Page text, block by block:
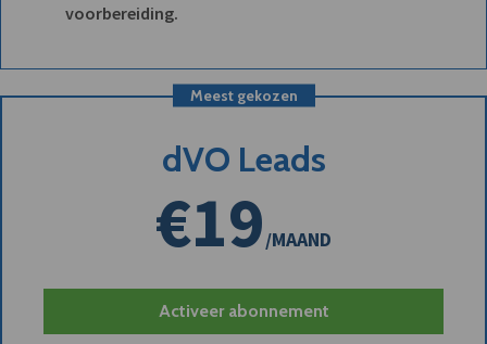
voorbereiding.
Meest gekozen
dVO Leads
€19/MAAND
Activeer abonnement